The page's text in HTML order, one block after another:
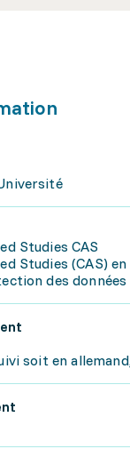
Studies CAS
Studies (CAS)
des
soit en